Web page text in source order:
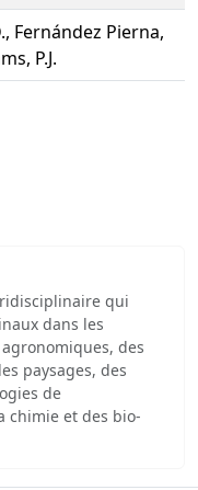
Fernández Pierna,
P.J.
qui
dans les
des
paysages, des
de
chimie et des bio-